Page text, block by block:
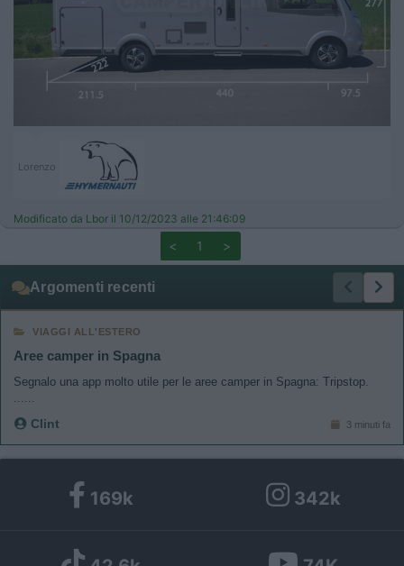
Lorenzo
Modificato da Lbor il 10/12/2023 alle 21:46:09
< 1 >
Argomenti recenti
VIAGGI ALL'ESTERO
Aree camper in Spagna
Segnalo una app molto utile per le aree camper in Spagna: Tripstop.
......
Clint 3 minuti fa
169k 342k